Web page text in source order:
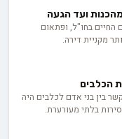
עשויים להיות בעלי
עמוק בתופעות המתעלות
להתחבר למחוזות
ועד הגעה
החיים בחו"ל, ופתאום
מקניית דירה.
ופשוטה.
הכלבים
בין בני אדם לכלבים היה
בלתי מעורערת.